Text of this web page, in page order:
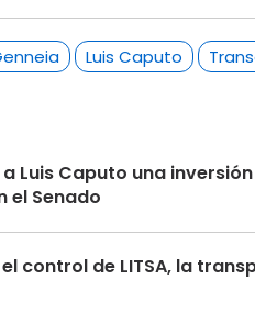
Luis Caputo
Luis Caputo una
el Senado
control de LITSA, la